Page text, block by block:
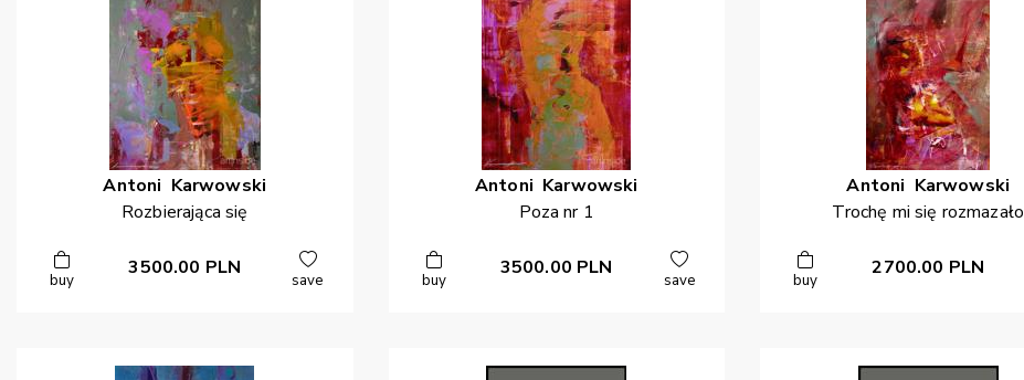
Antoni Karwowski
Rozbierająca się
buy
3500.00 PLN
save
Antoni Karwowski
Poza nr 1
buy
3500.00 PLN
save
Antoni Karwowski
Trochę mi się rozmazało
buy
2700.00 PLN